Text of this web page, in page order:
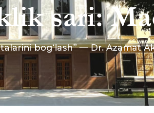
sari:
— Dr.
bog‘lash” — Dr. Azamat